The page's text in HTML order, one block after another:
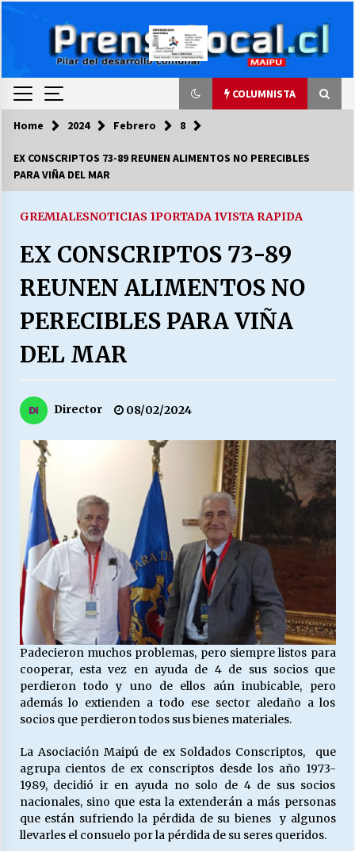
COLUMNISTA
COLUMNISTA
03/08/2026
LA DC POR SIEMPRE.RECORDANDO 69 AÑOS DE
28/07/2026
“ORGULLOSOS DE SER DC” SALUDA EL
27/07/2026
LABORAL:
Escuela hospitalaria El Carmen de Maipu.
25/06/2026
¿Qué habrían dicho?
23/06/2026
VOLVER A SER ALTERNATIVA
16/06/2026
MUNICIPALIDADES, HONORARIOS, DESPIDOS
28/05/2026
Releyendo la Rerum Novarum a 135 años. “La
cuestión social hoy”.
16/05/2026
S.O.S. a los ricos, Save Our Souls (Salvar
Nuestras Almas)
Home 2024 Febrero 8
EX CONSCRIPTOS 73-89 REUNEN ALIMENTOS NO PERECIBLES
PARA VIÑA DEL MAR
GREMIALESNOTICIAS 1PORTADA 1VISTA RAPIDA
EX CONSCRIPTOS 73-89
REUNEN ALIMENTOS NO
PERECIBLES PARA VIÑA
DEL MAR
Director 08/02/2024
Padecieron muchos problemas, pero siempre listos para
cooperar, esta vez en ayuda de 4 de sus socios que
perdieron todo y uno de ellos aún inubicable, pero
además lo extienden a todo ese sector aledaño a los
socios que perdieron todos sus bienes materiales.
La Asociación Maipú de ex Soldados Conscriptos, que
agrupa cientos de ex conscriptos desde los año 1973-
1989, decidió ir en ayuda no solo de 4 de sus socios
nacionales, sino que esta la extenderán a más personas
que están sufriendo la pérdida de su bienes y algunos
llevarles el consuelo por la pérdida de su seres queridos.